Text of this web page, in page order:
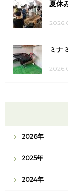
夏休
ミナ
2026年
2025年
2024年